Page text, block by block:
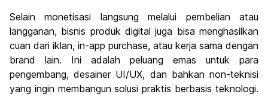
Selain monetisasi langsung melalui pembelian atau
langganan, bisnis produk digital juga bisa menghasilkan
cuan dari iklan, in-app purchase, atau kerja sama dengan
brand lain. Ini adalah peluang emas untuk para
pengembang, desainer UI/UX, dan bahkan non-teknisi
yang ingin membangun solusi praktis berbasis teknologi.